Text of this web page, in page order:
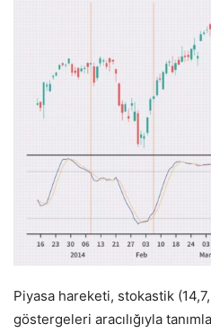
Piyasa hareketi, stokastik
göstergeleri aracılığıyla